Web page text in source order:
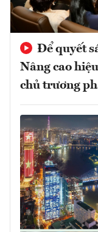
Để quyết
Nâng cao
chủ trương